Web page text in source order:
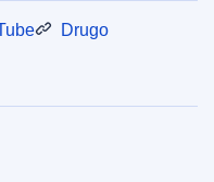
Drugo